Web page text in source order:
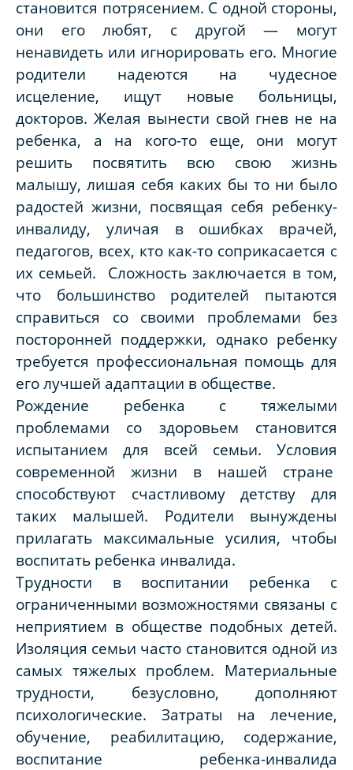
становится потрясением. С одной стороны,
они его любят, с другой — могут
ненавидеть или игнорировать его. Многие
родители надеются на чудесное
исцеление, ищут новые больницы,
докторов. Желая вынести свой гнев не на
ребенка, а на кого-то еще, они могут
решить посвятить всю свою жизнь
малышу, лишая себя каких бы то ни было
радостей жизни, посвящая себя ребенку-
инвалиду, уличая в ошибках врачей,
педагогов, всех, кто как-то соприкасается с
их семьей. Сложность заключается в том,
что большинство родителей пытаются
справиться со своими проблемами без
посторонней поддержки, однако ребенку
требуется профессиональная помощь для
его лучшей адаптации в обществе.
Рождение ребенка с тяжелыми
проблемами со здоровьем становится
испытанием для всей семьи. Условия
современной жизни в нашей стране
способствуют счастливому детству для
таких малышей. Родители вынуждены
прилагать максимальные усилия, чтобы
воспитать ребенка инвалида.
Трудности в воспитании ребенка с
ограниченными возможностями связаны с
неприятием в обществе подобных детей.
Изоляция семьи часто становится одной из
самых тяжелых проблем. Материальные
трудности, безусловно, дополняют
психологические. Затраты на лечение,
обучение, реабилитацию, содержание,
воспитание ребенка-инвалида